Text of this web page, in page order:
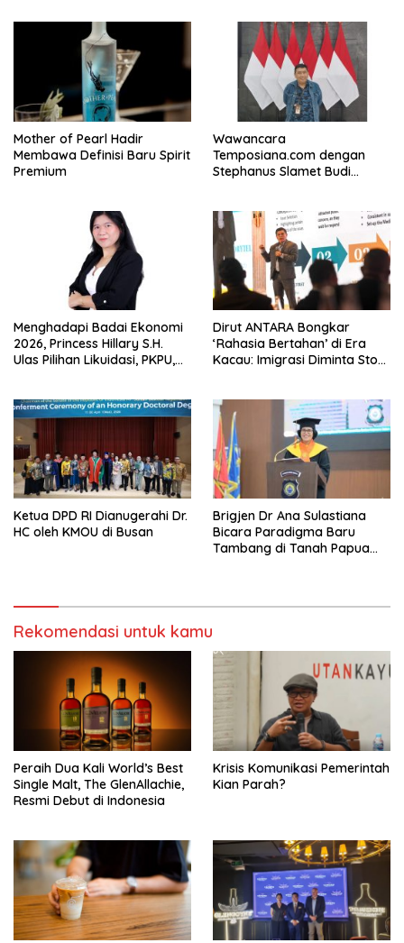
Komprehensif di Jagakarsa
Mother of Pearl Hadir
Membawa Definisi Baru Spirit
Premium
Wawancara
Temposiana.com dengan
Stephanus Slamet Budi
Menghadapi Badai Ekonomi
2026, Princess Hillary S.H.
Ulas Pilihan Likuidasi, PKPU,
Dirut ANTARA Bongkar
‘Rahasia Bertahan’ di Era
Kacau: Imigrasi Diminta Stop
Ketua DPD RI Dianugerahi Dr.
HC oleh KMOU di Busan
Brigjen Dr Ana Sulastiana
Bicara Paradigma Baru
Tambang di Tanah Papua
Rekomendasi untuk kamu
Peraih Dua Kali World’s Best
Single Malt, The GlenAllachie,
Resmi Debut di Indonesia
Krisis Komunikasi Pemerintah
Kian Parah?